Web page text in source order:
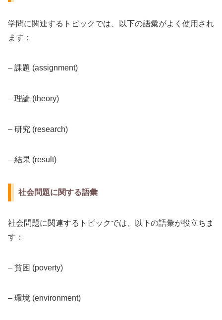
学問に関連するトピックでは、以下の語彙がよく使用され
ます：
– 課題 (assignment)
– 理論 (theory)
– 研究 (research)
– 結果 (result)
社会問題に関する語彙
社会問題に関連するトピックでは、以下の語彙が役立ちま
す：
– 貧困 (poverty)
– 環境 (environment)